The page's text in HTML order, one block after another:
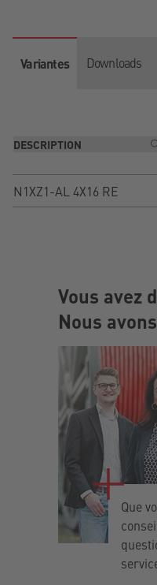
Variantes Downloads
N1XZ1-AL 4X16 RE
Vous avez
Nous
Que